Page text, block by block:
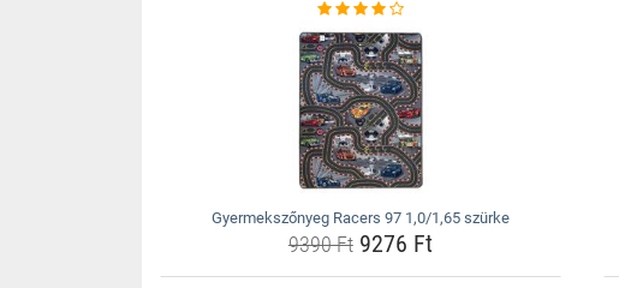
Gyermekszőnyeg Racers 97 1,0/1,65 szürke
9390 Ft9276 Ft